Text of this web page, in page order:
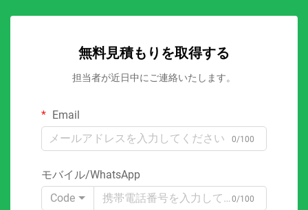
無料見積もりを取得する
担当者が近日中にご連絡いたします。
Email
0/100
モバイル/WhatsApp
Code
0/100